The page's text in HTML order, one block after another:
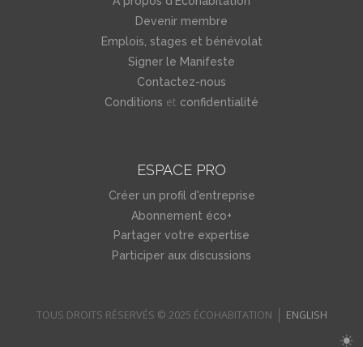
Devenir membre
Emplois, stages et bénévolat
Signer le Manifeste
Contactez-nous
Conditions et confidentialité
ESPACE PRO
Créer un profil d'entreprise
Abonnement éco+
Partager votre expertise
Participer aux discussions
TOUS DROITS RÉSERVÉS © 2025 ÉCOHABITATION ENGLISH